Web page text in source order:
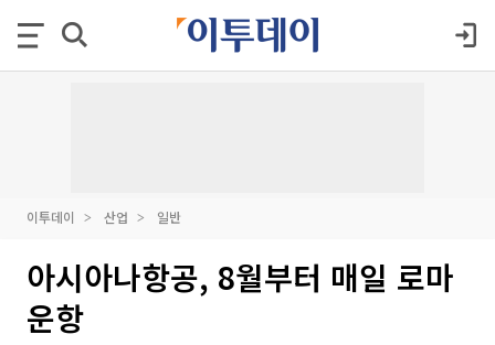
이투데이 산업 일반
아시아나항공, 8월부터 매일 로마
운항